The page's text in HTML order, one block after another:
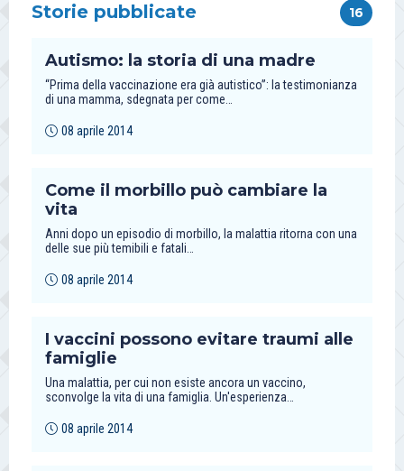
Storie pubblicate 16
Autismo: la storia di una madre
“Prima della vaccinazione era già autistico”: la testimonianza
di una mamma, sdegnata per come…
08 aprile 2014
Come il morbillo può cambiare la
vita
Anni dopo un episodio di morbillo, la malattia ritorna con una
delle sue più temibili e fatali…
08 aprile 2014
I vaccini possono evitare traumi alle
famiglie
Una malattia, per cui non esiste ancora un vaccino,
sconvolge la vita di una famiglia. Un'esperienza…
08 aprile 2014